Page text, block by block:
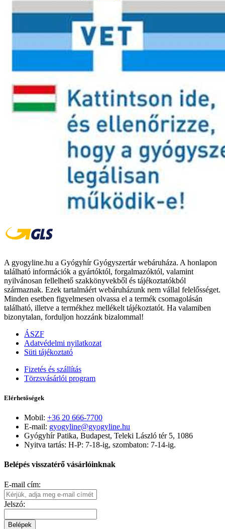
A gyogyline.hu a Gyógyhír Gyógyszertár webáruháza. A honlapon
található információk a gyártóktól, forgalmazóktól, valamint
nyilvánosan fellelhető szakkönyvekből és tájékoztatókból
származnak. Ezek tartalmáért webáruházunk nem vállal felelősséget.
Minden esetben figyelmesen olvassa el a termék csomagolásán
található, illetve a termékhez mellékelt tájékoztatót. Ha valamiben
bizonytalan, forduljon hozzánk bizalommal!
ÁSZF
Adatvédelmi nyilatkozat
Süti tájékoztató
Fizetés és szállítás
Törzsvásárlói program
Elérhetőségek
Mobil: +36 20 666-7700
E-mail: gyogyline@gyogyline.hu
Gyógyhír Patika, Budapest, Teleki László tér 5, 1086
Nyitva tartás: H-P: 7-18-ig, szombaton: 7-14-ig.
Belépés visszatérő vásárlóinknak
E-mail cím:
Jelszó:
Belépek